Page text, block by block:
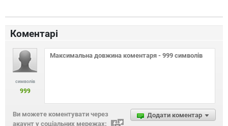
Коментарі
символів
999
Додати коментар
Ви можете коментувати через
акаунт у соціальних мережах: